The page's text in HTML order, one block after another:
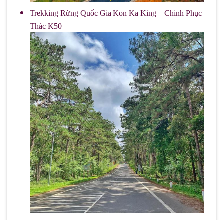
Trekking Rừng Quốc Gia Kon Ka King – Chinh Phục
Thác K50